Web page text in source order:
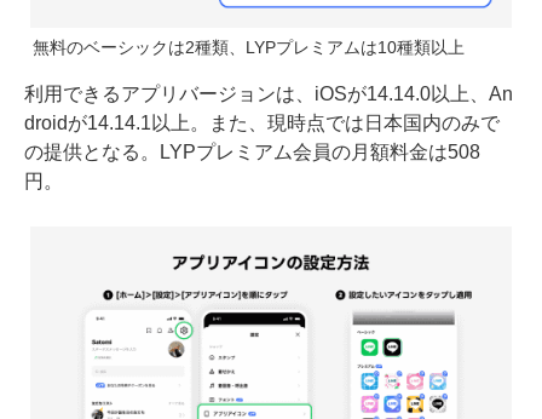
無料のベーシックは2種類、LYPプレミアムは10種類以上
利用できるアプリバージョンは、iOSが14.14.0以上、An
droidが14.14.1以上。また、現時点では日本国内のみで
の提供となる。LYPプレミアム会員の月額料金は508
円。